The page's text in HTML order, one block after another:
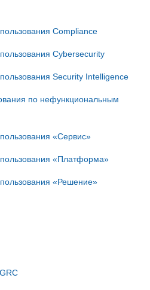
Compliance
Cybersecurity
Security Intelligence
по нефункциональным
«Сервис»
«Платформа»
«Решение»